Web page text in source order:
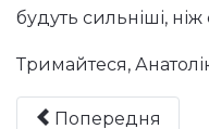
будуть сильніші, ніж
Тримайтеся,
Попередня